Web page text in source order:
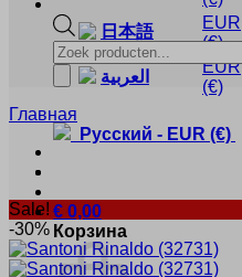
日本語
EUR
(€)
العربية
EUR
(€)
Русский - EUR (€)
€ 0,00
Корзина
Products
search
Главная
Sale!
-30%